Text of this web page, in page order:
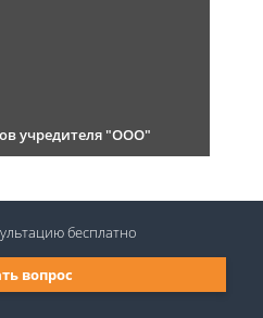
учредителя "ООО"
вопрос
бесплатно